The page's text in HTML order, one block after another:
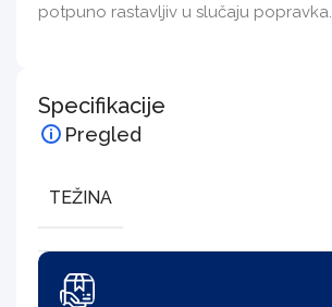
potpuno rastavljiv u slučaju popravka.
Specifikacije
Pregled
TEŽINA